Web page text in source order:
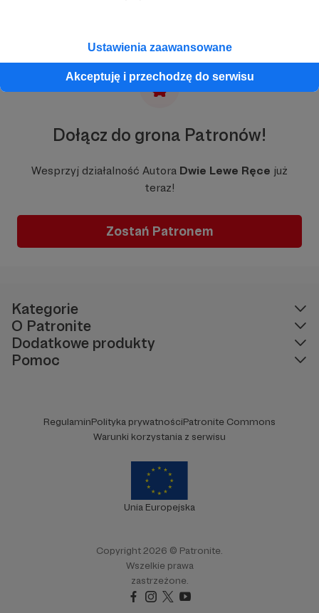
Ustawienia zaawansowane
Akceptuję i przechodzę do serwisu
Dołącz do grona Patronów!
Wesprzyj działalność Autora Dwie Lewe Ręce już
teraz!
Zostań Patronem
Kategorie
O Patronite
Dodatkowe produkty
Pomoc
RegulaminPolityka prywatnościPatronite Commons
Warunki korzystania z serwisu
Unia Europejska
Copyright 2026 © Patronite.
Wszelkie prawa
zastrzeżone.